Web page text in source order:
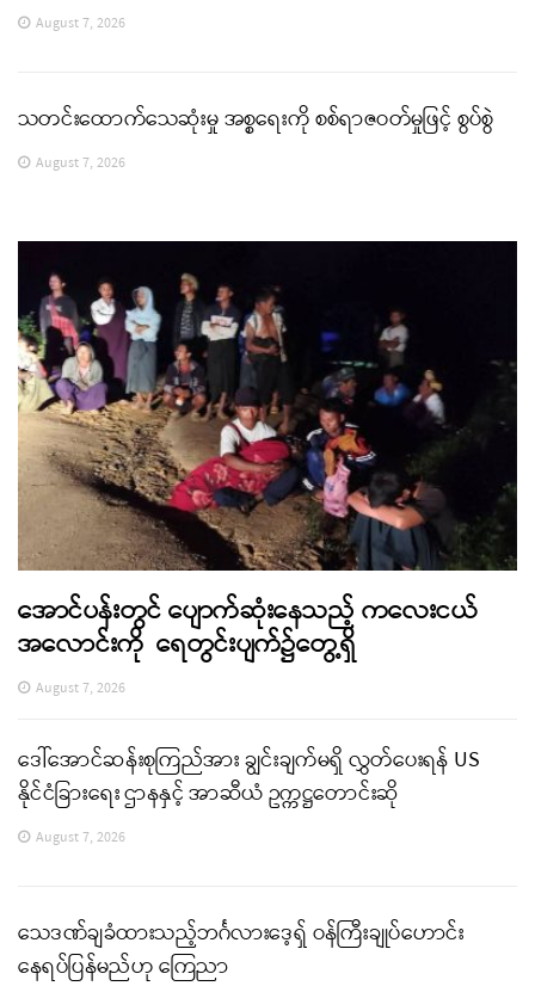
August 7, 2026
သတင်းထောက်သေဆုံးမှု အစ္စရေးကို စစ်ရာဇဝတ်မှုဖြင့် စွပ်စွဲ
August 7, 2026
အောင်ပန်းတွင် ပျောက်ဆုံးနေသည့် ကလေးငယ်
အလောင်းကို ရေတွင်းပျက်၌တွေ့ရှိ
August 7, 2026
ဒေါ်အောင်ဆန်းစုကြည်အား ချွင်းချက်မရှိ လွှတ်ပေးရန် US
နိုင်ငံခြားရေး ဌာနနှင့် အာဆီယံ ဥက္ကဋ္ဌတောင်းဆို
August 7, 2026
သေဒဏ်ချခံထားသည့်ဘင်္ဂလားဒေ့ရှ် ဝန်ကြီးချုပ်ဟောင်း
နေရပ်ပြန်မည်ဟု ကြေညာ